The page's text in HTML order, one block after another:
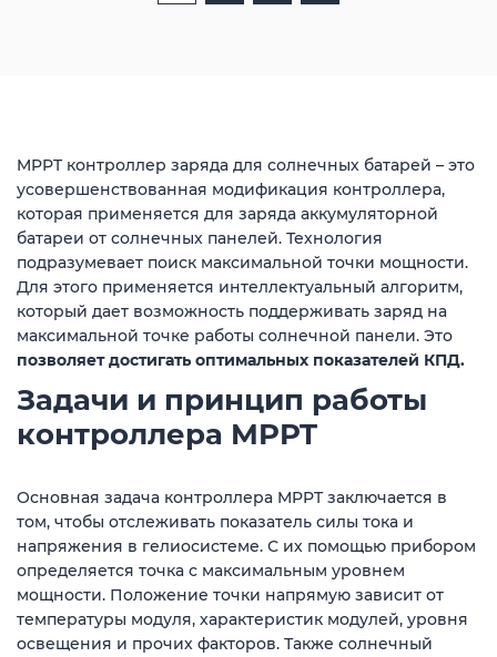
MPPT контроллер заряда для солнечных батарей – это
усовершенствованная модификация контроллера,
которая применяется для заряда аккумуляторной
батареи от солнечных панелей. Технология
подразумевает поиск максимальной точки мощности.
Для этого применяется интеллектуальный алгоритм,
который дает возможность поддерживать заряд на
максимальной точке работы солнечной панели. Это
позволяет достигать оптимальных показателей КПД.
Задачи и принцип работы
контроллера MPPT
Основная задача контроллера MPPT заключается в
том, чтобы отслеживать показатель силы тока и
напряжения в гелиосистеме. С их помощью прибором
определяется точка с максимальным уровнем
мощности. Положение точки напрямую зависит от
температуры модуля, характеристик модулей, уровня
освещения и прочих факторов. Также солнечный